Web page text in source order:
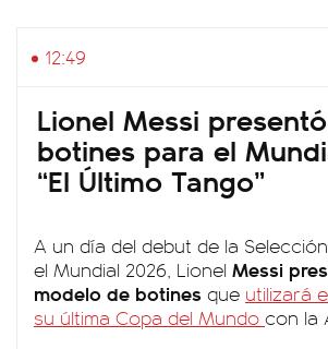
12:49
Lionel Messi
botines para el
“El Último Tango”
A un día del debut de la
el Mundial 2026, Lionel Messi
modelo de botines que utilizará
su última Copa del Mundo con la